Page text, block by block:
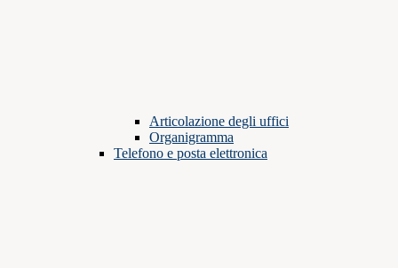
Articolazione degli uffici
Organigramma
Telefono e posta elettronica